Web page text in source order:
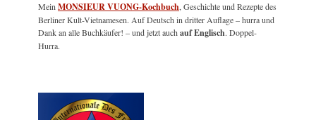
MeinMONSIEUR VUONG-Kochbuch, Geschichte und Rezepte des
Berliner Kult-Vietnamesen. Auf Deutsch in dritter Auflage – hurra und
Dank an alle Buchkäufer! – und jetzt auchauf Englisch. Doppel-
Hurra.